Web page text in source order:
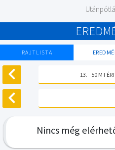
RAJTLISTA
13. - 50 M
Nincs még